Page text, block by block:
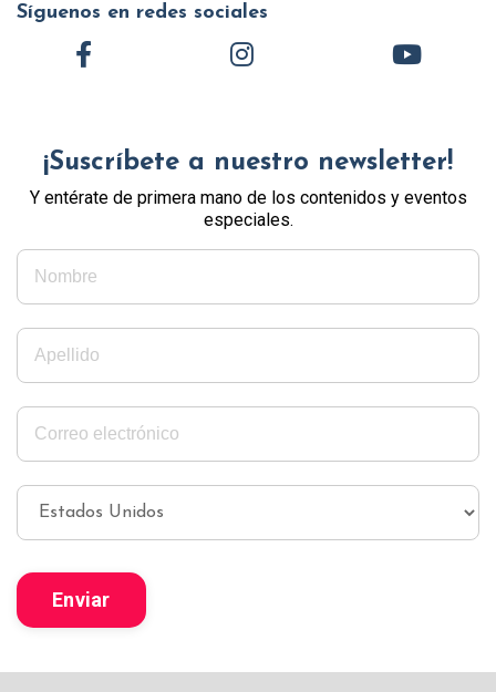
Síguenos en redes sociales
¡Suscríbete a nuestro newsletter!
Y entérate de primera mano de los contenidos y eventos
especiales.
Enviar
Mundo Islámico